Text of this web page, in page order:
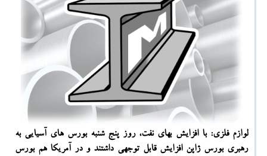
لوازم فلزی: با افزایش بهای نفت، روز پنج شنبه بورس های آسیایی به
رهبری بورس ژاپن افزایش قابل توجهی داشتند و در آمریكا هم بورس